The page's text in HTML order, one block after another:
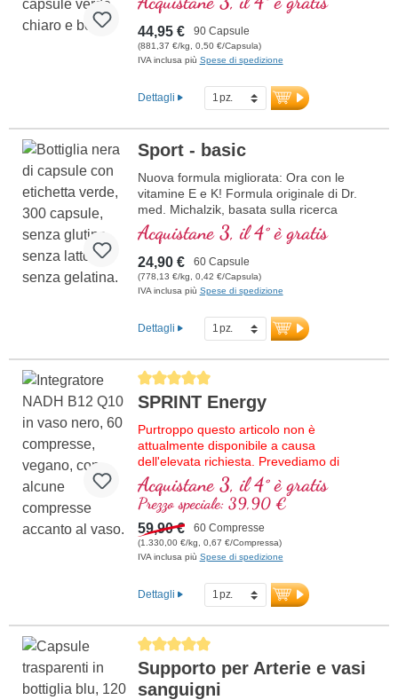
mentali. La vitamina E aiuta a proteggere
le cellule dallo stress ossidativo.
44,95 € 90 Capsule
(881,37 €/kg, 0,50 €/Capsula)
IVA inclusa più Spese di spedizione
Dettagli
Sport - basic
Nuova formula migliorata: Ora con le
vitamine E e K! Formula originale di Dr.
med. Michalzik, basata sulla ricerca
scientifica più avanzata. Vitamine B 2, 6,
12 e acido folico in forma bioattiva.
Acquistane 3, il 4° è gratis
24,90 € 60 Capsule
(778,13 €/kg, 0,42 €/Capsula)
IVA inclusa più Spese di spedizione
Dettagli
Average rating of 5 out of 5 stars
SPRINT Energy
Purtroppo questo articolo non è
attualmente disponibile a causa
dell'elevata richiesta. Prevediamo di
ricevere nuova merce nella settimana
37/2026.
Formula di alta qualità con NADH,
vitamina B12 bioattiva, coenzima Q10 e
vitamina D3 vegana. La compressa
mucosa orale.
Acquistane 3, il 4° è gratis
Prezzo speciale: 39,90 €
59,90 € 60 Compresse
(1.330,00 €/kg, 0,67 €/Compressa)
IVA inclusa più Spese di spedizione
Dettagli
Average rating of 5 out of 5 stars
Supporto per Arterie e vasi
sanguigni